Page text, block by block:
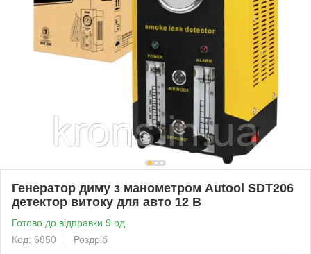
Генератор диму з манометром Autool SDT206
детектор витоку для авто 12 В
Готово до відправки 9 од.
Код: 6850
Роздріб